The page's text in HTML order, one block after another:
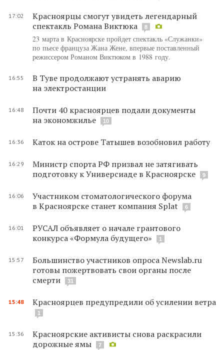
17:02
Красноярцы смогут увидеть легендарный
спектакль Романа Виктюка
8
23 марта в Красноярске пройдет спектакль «Служанки»
по пьесе француза Жана Жене, впервые поставленный
режиссером Романом Виктюком в 1988 году.
16:55
В Туве продолжают устранять аварию
на электростанции
16:48
Почти 40 красноярцев подали документы
на экономжилье
10
16:36 Каток на острове Татышев возобновил работу
16:29
Министр спорта РФ призвал не затягивать
подготовку к Универсиаде в Красноярске
9
16:06
Участником стоматологического форума
в Красноярске станет компания Splat
6
16:01
РУСАЛ объявляет о начале грантового
конкурса «Формула будущего»
1
15:57
Большинство участников опроса Newslab.ru
готовы пожертвовать свои органы после
смерти
31
15:48 Красноярцев предупредили об усилении ветра
1
15:36
Красноярские активисты снова раскрасили
дорожные ямы
7